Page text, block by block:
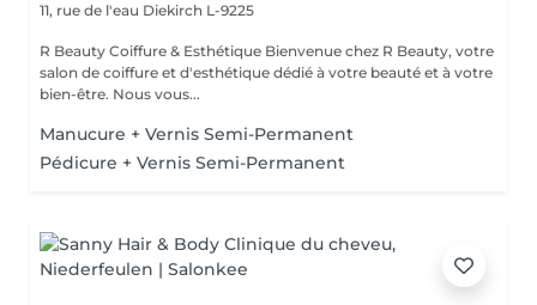
11, rue de l'eau Diekirch L-9225
R Beauty Coiffure & Esthétique Bienvenue chez R Beauty, votre
salon de coiffure et d'esthétique dédié à votre beauté et à votre
bien-être. Nous vous...
Manucure + Vernis Semi-Permanent
Pédicure + Vernis Semi-Permanent